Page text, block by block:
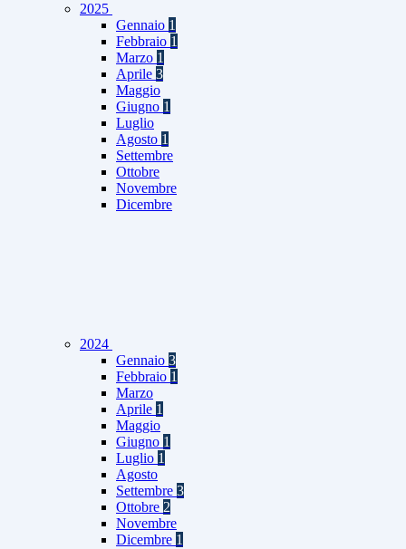
2025
Gennaio 1
Febbraio 1
Marzo 1
Aprile 3
Maggio
Giugno 1
Luglio
Agosto 1
Settembre
Ottobre
Novembre
Dicembre
2024
Gennaio 3
Febbraio 1
Marzo
Aprile 1
Maggio
Giugno 1
Luglio 1
Agosto
Settembre 3
Ottobre 2
Novembre
Dicembre 1